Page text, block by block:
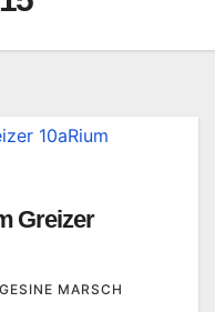
Greizer
MARSCH